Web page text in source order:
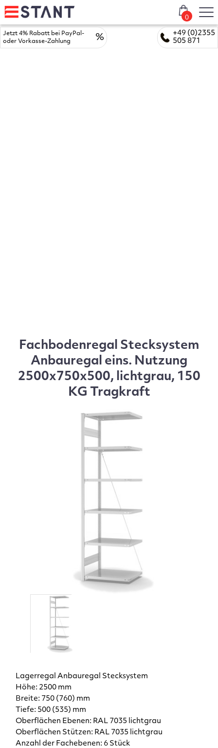
+49 (0)2355
505 871
Jetzt 4% Rabatt bei PayPal-
oder Vorkasse-Zahlung
%
0
Fachbodenregal Stecksystem
Anbauregal eins. Nutzung
2500x750x500, lichtgrau, 150
KG Tragkraft
Lagerregal Anbauregal Stecksystem
Höhe: 2500 mm
Breite: 750 (760) mm
Tiefe: 500 (535) mm
Oberflächen Ebenen: RAL 7035 lichtgrau
Oberflächen Stützen: RAL 7035 lichtgrau
Anzahl der Fachebenen: 6 Stück